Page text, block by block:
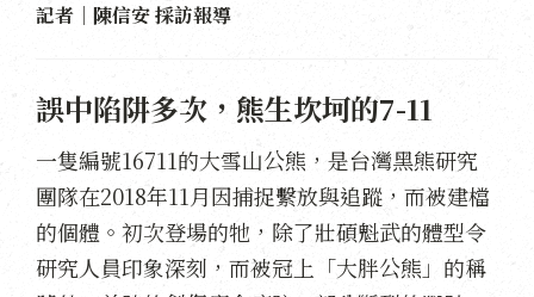
記者｜陳信安 採訪報導
誤中陷阱多次，熊生坎坷的7-11
一隻編號16711的大雪山公熊，是台灣黑熊研究
團隊在2018年11月因捕捉繫放與追蹤，而被建檔
的個體。初次登場的牠，除了壯碩魁武的體型令
研究人員印象深刻，而被冠上「大胖公熊」的稱